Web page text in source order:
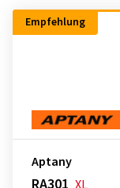
Empfehlung
Aptany